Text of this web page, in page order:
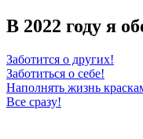
В 2022 году я
Заботится о других!
Заботиться о себе!
Наполнять жизнь
Все сразу!